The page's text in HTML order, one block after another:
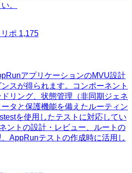
。
リポ 1,175
アプリケーションのMVU設計
スが得られます。コンポーネント
リング、状態管理（非同期ジェネ
タと保護機能を備えたルーティン
を使用したテストに対応してい
ントの設計・レビュー、ルートの
AppRunテストの作成時に活用し